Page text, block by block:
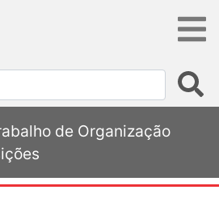
de Organização